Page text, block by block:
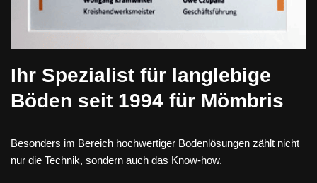
Ihr Spezialist für langlebige
Böden seit 1994 für Mömbris
Besonders im Bereich hochwertiger Bodenlösungen zählt nicht
nur die Technik, sondern auch das Know-how.